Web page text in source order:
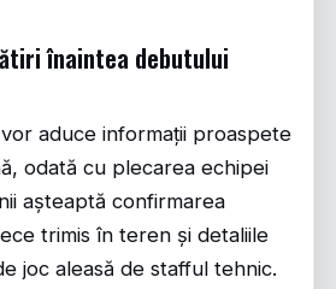
înaintea debutului
aduce informații proaspete
odată cu plecarea echipei
așteaptă confirmarea
trimis în teren și detaliile
joc aleasă de stafful tehnic.